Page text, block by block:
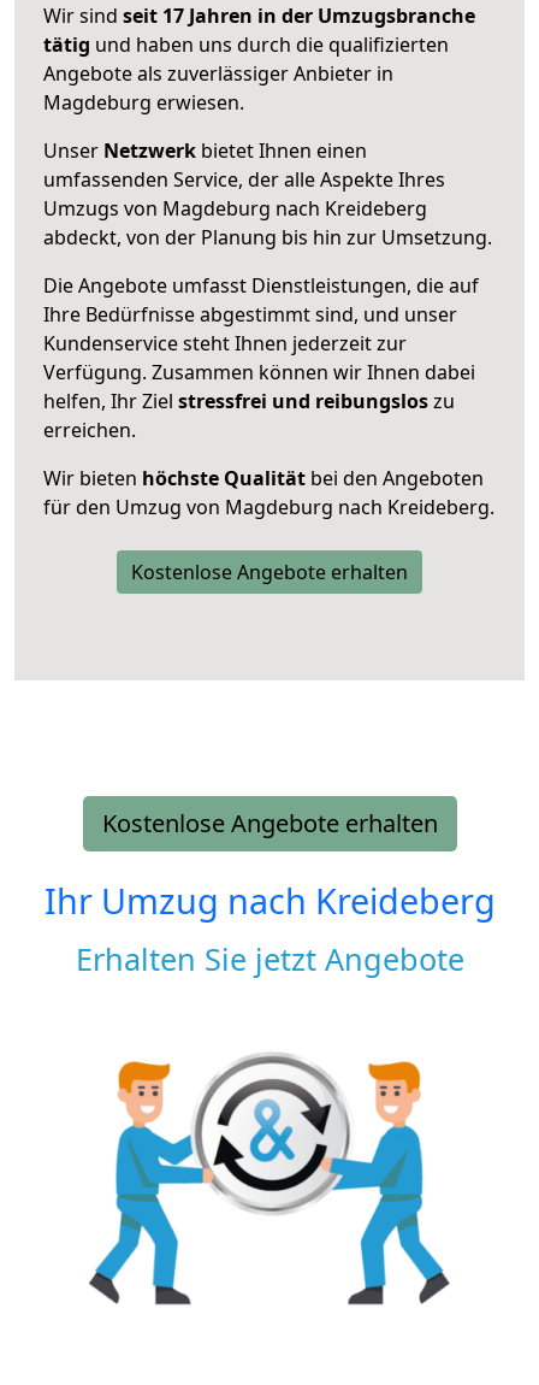
Wir sind seit 17 Jahren in der Umzugsbranche
tätig und haben uns durch die qualifizierten
Angebote als zuverlässiger Anbieter in
Magdeburg erwiesen.
Unser Netzwerk bietet Ihnen einen
umfassenden Service, der alle Aspekte Ihres
Umzugs von Magdeburg nach Kreideberg
abdeckt, von der Planung bis hin zur Umsetzung.
Die Angebote umfasst Dienstleistungen, die auf
Ihre Bedürfnisse abgestimmt sind, und unser
Kundenservice steht Ihnen jederzeit zur
Verfügung. Zusammen können wir Ihnen dabei
helfen, Ihr Ziel stressfrei und reibungsloszu
erreichen.
Wir bieten höchste Qualität bei den Angeboten
für den Umzug von Magdeburg nach Kreideberg.
Kostenlose Angebote erhalten
Kostenlose Angebote erhalten
Ihr Umzug nach Kreideberg
Erhalten Sie jetzt Angebote